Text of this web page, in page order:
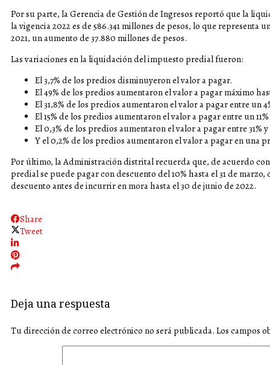
Por su parte, la Gerencia de Gestión de Ingresos reportó que la
la vigencia 2022 es de 586.341 millones de pesos, lo que representa
2021, un aumento de 37.880 millones de pesos.
Las variaciones en la liquidación del impuesto predial fueron:
El 3,7% de los predios disminuyeron el valor a pagar.
El 49% de los predios aumentaron el valor a pagar máximo
El 31,8% de los predios aumentaron el valor a pagar entre un
El 15% de los predios aumentaron el valor a pagar entre un
El 0,3% de los predios aumentaron el valor a pagar entre 31% y
Y el 0,2% de los predios aumentaron el valor a pagar en una
Por último, la Administración distrital recuerda que, de acuerdo
predial se puede pagar con descuento del 10% hasta el 31 de marzo,
descuento antes de incurrir en mora hasta el 30 de junio de 2022.
Share
Tweet
Deja una respuesta
Tu dirección de correo electrónico no será publicada. Los campos